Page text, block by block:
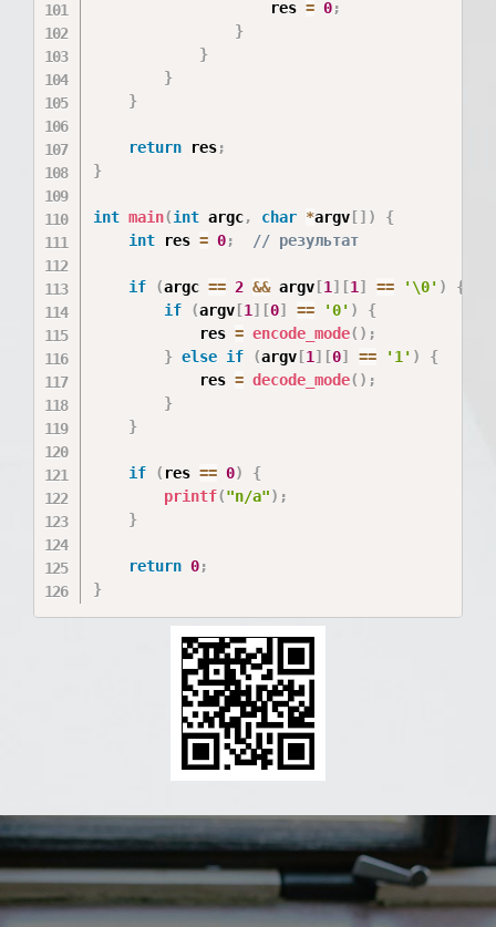
                    res
= 0;
}
}
}
}
return res;
}
int main(int argc, char *argv [] )
{
int res = 0; // результат
if (argc == 2 && argv [1 ] [1 ] == '\0' )
{
if
(argv [1 ] [0] == '0' )
{
            res
= encode_mode( ) ;
} else if (argv [1 ] [0] == '1' )
{
            res
= decode_mode( ) ;
}
}
if ( res == 0)
{
printf("n/a") ;
}
return 0;
}